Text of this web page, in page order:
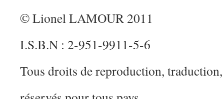
© Lionel LAMOUR 2011
I.S.B.N : 2-951-9911-5-6
Tous droits de reproduction,